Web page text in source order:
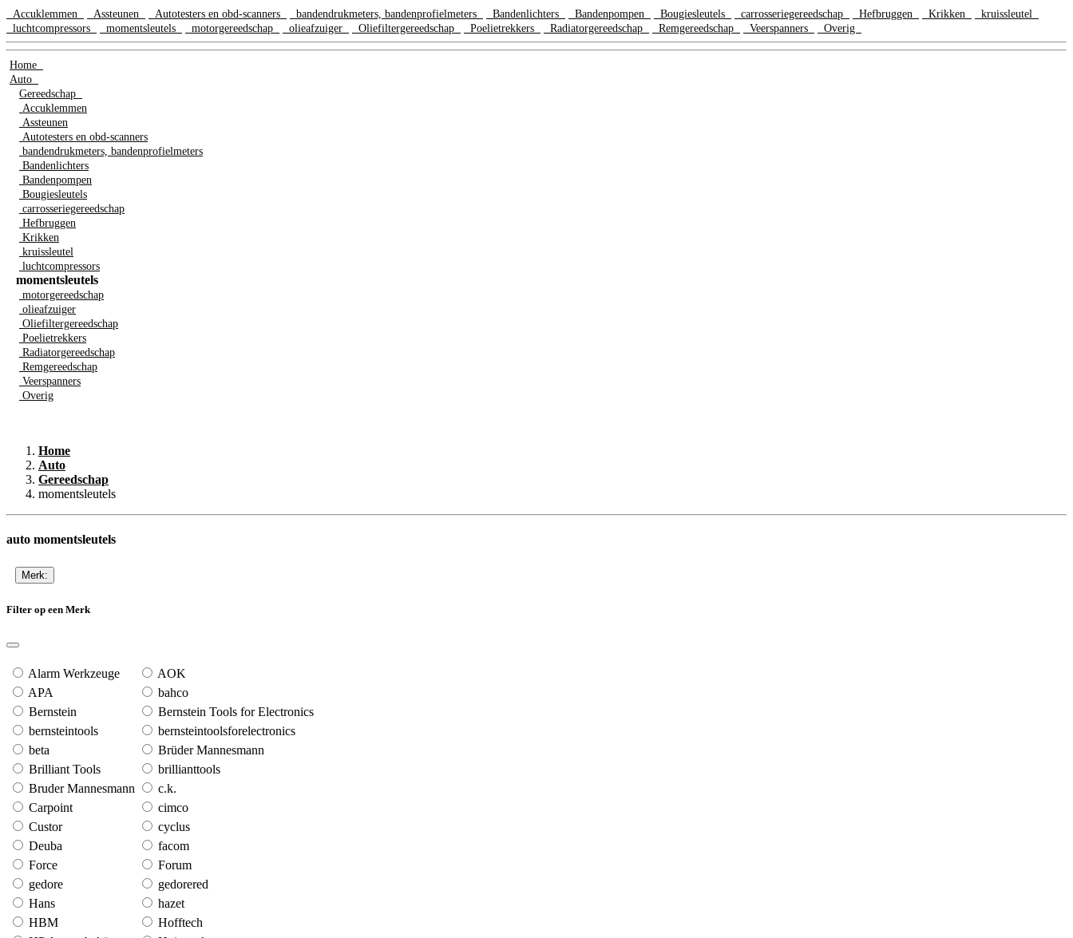
Accuklemmen Assteunen Autotesters en obd-scanners bandendrukmeters, bandenprofielmeters Bandenlichters Bandenpompen Bougiesleutels carrosseriegereedschap Hefbruggen Krikken
kruissleutel
luchtcompressors
momentsleutels motorgereedschap olieafzuiger Oliefiltergereedschap Poelietrekkers Radiatorgereedschap Remgereedschap Veerspanners Overig
Home
Auto
Gereedschap
Accuklemmen
Assteunen
Autotesters en obd-scanners
bandendrukmeters, bandenprofielmeters
Bandenlichters
Bandenpompen
Bougiesleutels
carrosseriegereedschap
Hefbruggen
Krikken
kruissleutel
luchtcompressors
momentsleutels
motorgereedschap
olieafzuiger
Oliefiltergereedschap
Poelietrekkers
Radiatorgereedschap
Remgereedschap
Veerspanners
Overig
Home
Auto
Gereedschap
momentsleutels
auto momentsleutels
Merk:
Filter op een Merk
Alarm Werkzeuge
AOK
APA
bahco
Bernstein
Bernstein Tools for Electronics
bernsteintools
bernsteintoolsforelectronics
beta
Brüder Mannesmann
Brilliant Tools
brillianttools
Bruder Mannesmann
c.k.
Carpoint
cimco
Custor
cyclus
Deuba
facom
Force
Forum
gedore
gedorered
Hans
hazet
HBM
Hofftech